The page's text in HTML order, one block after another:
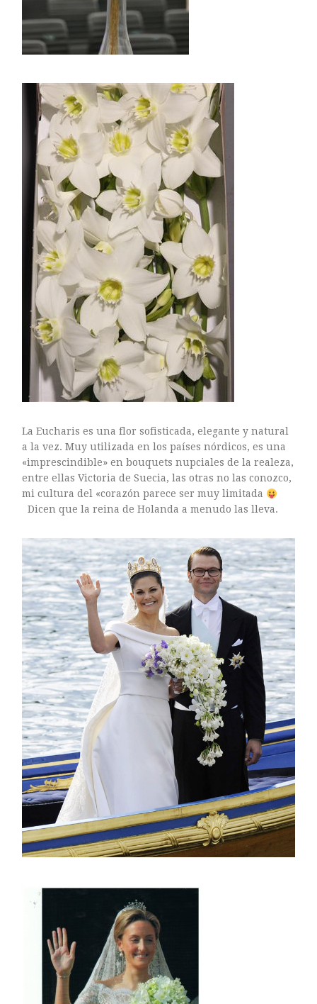
La Eucharis es una flor sofisticada, elegante y natural
a la vez. Muy utilizada en los países nórdicos, es una
«imprescindible» en bouquets nupciales de la realeza,
entre ellas Victoria de Suecia, las otras no las conozco,
mi cultura del «corazón parece ser muy limitada
Dicen que la reina de Holanda a menudo las lleva.